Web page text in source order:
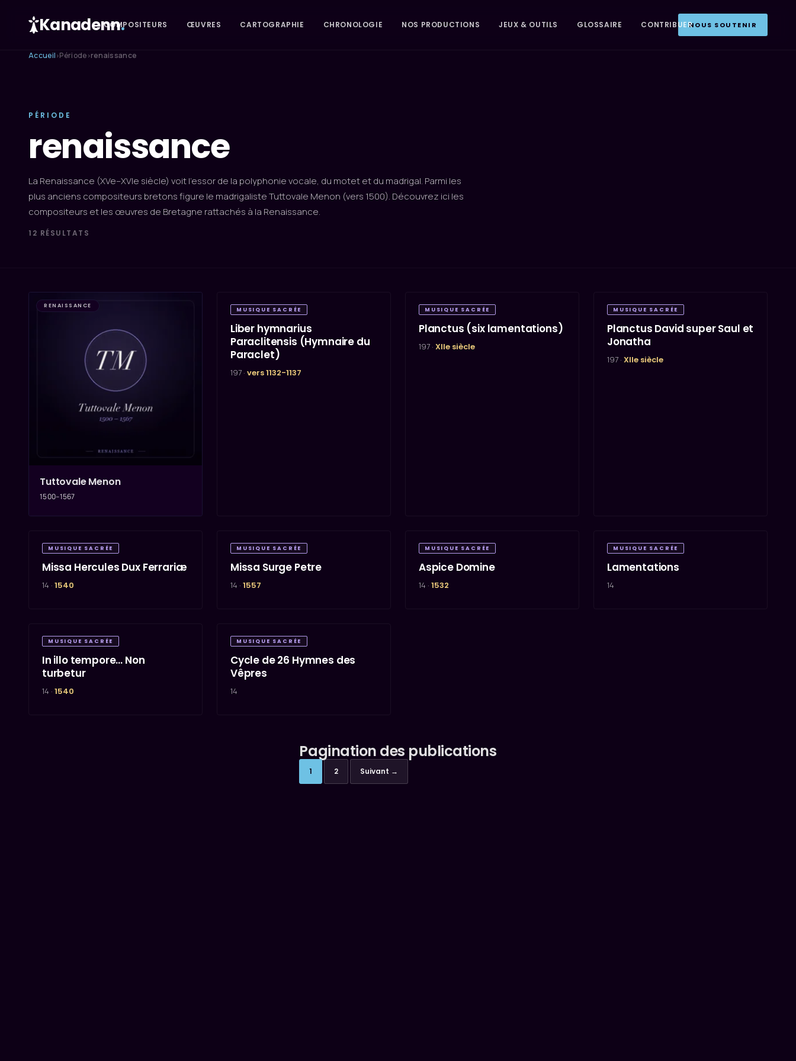
Kanadenn.
COMPOSITEURS ŒUVRES CARTOGRAPHIE CHRONOLOGIE NOS PRODUCTIONS JEUX & OUTILS GLOSSAIRE CONTRIBUERNOUS SOUTENIR
Accueil ›Période ›renaissance
PÉRIODE
renaissance
La Renaissance (XVe–XVIe siècle) voit l’essor de la polyphonie vocale, du motet et du madrigal. Parmi les
plus anciens compositeurs bretons figure le madrigaliste Tuttovale Menon (vers 1500). Découvrez ici les
compositeurs et les œuvres de Bretagne rattachés à la Renaissance.
12 RÉSULTATS
RENAISSANCE
Tuttovale Menon
1500–1567
MUSIQUE SACRÉE
Liber hymnarius
Paraclitensis (Hymnaire du
Paraclet)
197 · vers 1132-1137
MUSIQUE SACRÉE
Planctus (six lamentations)
197 · XIIe siècle
MUSIQUE SACRÉE
Planctus David super Saul et
Jonatha
197 · XIIe siècle
MUSIQUE SACRÉE
Missa Hercules Dux Ferrariæ
14 · 1540
MUSIQUE SACRÉE
Missa Surge Petre
14 · 1557
MUSIQUE SACRÉE
Aspice Domine
14 · 1532
MUSIQUE SACRÉE
Lamentations
14
MUSIQUE SACRÉE
In illo tempore… Non
turbetur
14 · 1540
MUSIQUE SACRÉE
Cycle de 26 Hymnes des
Vêpres
14
Pagination des publications
1 2 Suivant →